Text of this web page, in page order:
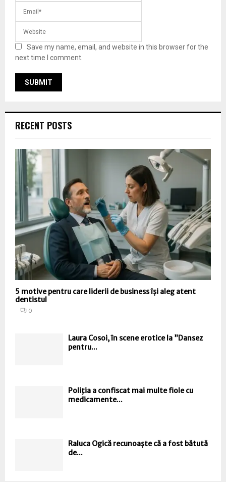
Save my name, email, and website in this browser for the
next time I comment.
RECENT POSTS
5 motive pentru care liderii de business își aleg atent
dentistul
0
Laura Cosoi, în scene erotice la ”Dansez
pentru...
Poliţia a confiscat mai multe fiole cu
medicamente...
Raluca Ogică recunoaște că a fost bătută
de...